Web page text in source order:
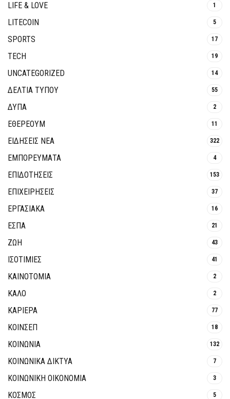
LIFE & LOVE 1
LITECOIN 5
SPORTS 17
TECH 19
UNCATEGORIZED 14
ΔΕΛΤΙΑ ΤΥΠΟΥ 55
ΔΥΠΑ 2
ΕΘΈΡΕΟΥΜ 11
ΕΙΔΗΣΕΙΣ ΝΕΑ 322
ΕΜΠΟΡΕΥΜΑΤΑ 4
ΕΠΙΔΟΤΗΣΕΙΣ 153
ΕΠΙΧΕΙΡΗΣΕΙΣ 37
ΕΡΓΑΣΙΑΚΑ 16
ΕΣΠΑ 21
ΖΩΗ 43
ΙΣΟΤΙΜΙΕΣ 41
ΚΑΙΝΟΤΟΜΊΑ 2
ΚΑΛΟ 2
ΚΑΡΙΕΡΑ 77
ΚΟΙΝΣΕΠ 18
ΚΟΙΝΩΝΙΑ 132
ΚΟΙΝΩΝΙΚΆ ΔΊΚΤΥΑ 7
ΚΟΙΝΩΝΙΚΉ ΟΙΚΟΝΟΜΊΑ 3
ΚΟΣΜΟΣ 5